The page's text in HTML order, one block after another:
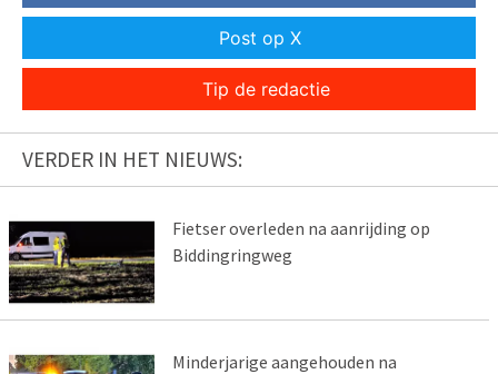
Post op X
Tip de redactie
VERDER IN HET NIEUWS:
Fietser overleden na aanrijding op
Biddingringweg
Minderjarige aangehouden na